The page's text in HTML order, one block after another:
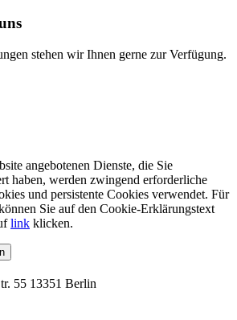
stehen wir Ihnen gerne zur Verfügung.
angebotenen Dienste, die Sie
haben, werden zwingend erforderliche
und persistente Cookies verwendet. Für
Sie auf den Cookie-Erklärungstext
link klicken.
55 13351 Berlin